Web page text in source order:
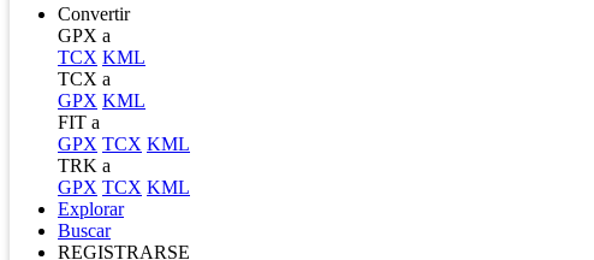
Convertir
GPX a
TCX KML
TCX a
GPX KML
FIT a
GPX TCX KML
TRK a
GPX TCX KML
Explorar
Buscar
REGISTRARSE